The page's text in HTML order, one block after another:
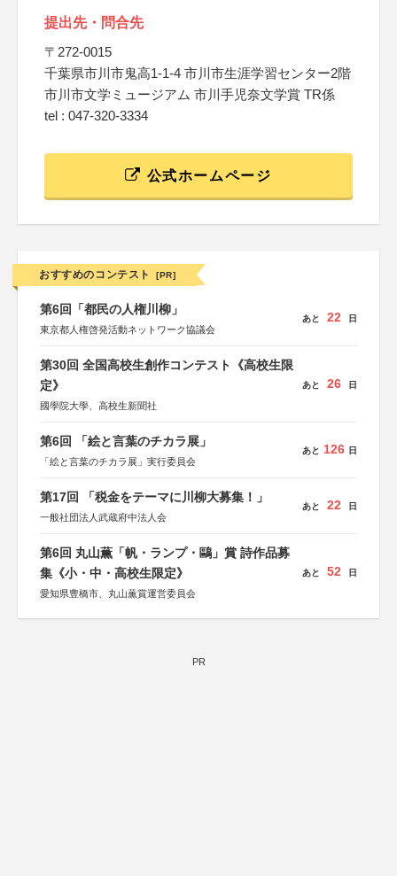
提出先・問合先
〒272-0015
千葉県市川市鬼高1-1-4 市川市生涯学習センター2階
市川市文学ミュージアム 市川手児奈文学賞 TR係
tel : 047-320-3334
公式ホームページ
おすすめのコンテスト [PR]
第6回「都民の人権川柳」
東京都人権啓発活動ネットワーク協議会
あと 22 日
第30回 全国高校生創作コンテスト《高校生限
定》
國學院大學、高校生新聞社
あと 26 日
第6回 「絵と言葉のチカラ展」
「絵と言葉のチカラ展」実行委員会
あと 126 日
第17回 「税金をテーマに川柳大募集！」
一般社団法人武蔵府中法人会
あと 22 日
第6回 丸山薫「帆・ランプ・鷗」賞 詩作品募
集《小・中・高校生限定》
愛知県豊橋市、丸山薫賞運営委員会
あと 52 日
PR